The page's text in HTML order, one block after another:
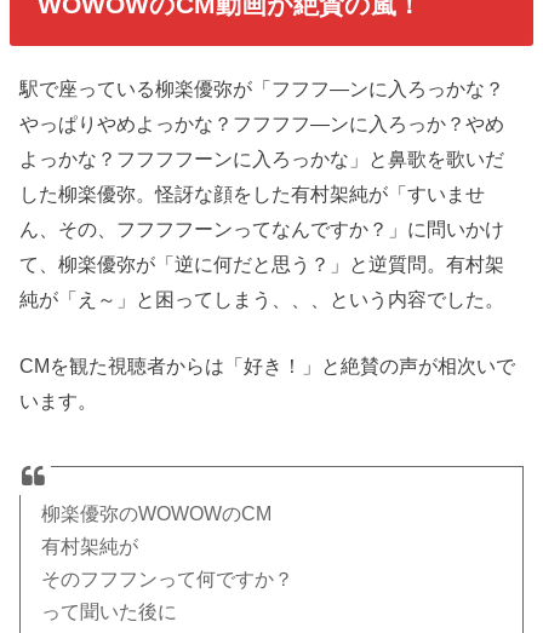
駅で座っている柳楽優弥が「フフフ―ンに入ろっかな？
やっぱりやめよっかな？フフフフ―ンに入ろっか？やめ
よっかな？フフフフーンに入ろっかな」と鼻歌を歌いだ
した柳楽優弥。怪訝な顔をした有村架純が「すいませ
ん、その、フフフフーンってなんですか？」に問いかけ
て、柳楽優弥が「逆に何だと思う？」と逆質問。有村架
純が「え～」と困ってしまう、、、という内容でした。
CMを観た視聴者からは「好き！」と絶賛の声が相次いで
います。
柳楽優弥のWOWOWのCM
有村架純が
そのフフフンって何ですか？
って聞いた後に